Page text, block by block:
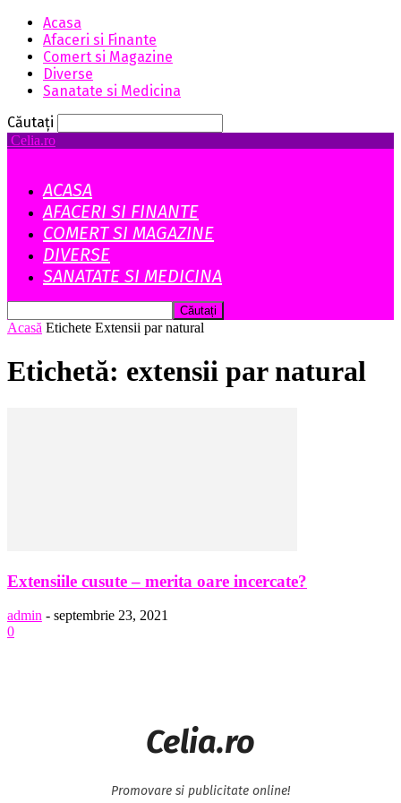
Acasa
Afaceri si Finante
Comert si Magazine
Diverse
Sanatate si Medicina
Căutați
Celia.ro
ACASA
AFACERI SI FINANTE
COMERT SI MAGAZINE
DIVERSE
SANATATE SI MEDICINA
Acasă Etichete Extensii par natural
Etichetă: extensii par natural
Extensiile cusute – merita oare incercate?
admin - septembrie 23, 2021
0
Celia.ro
Promovare si publicitate online!